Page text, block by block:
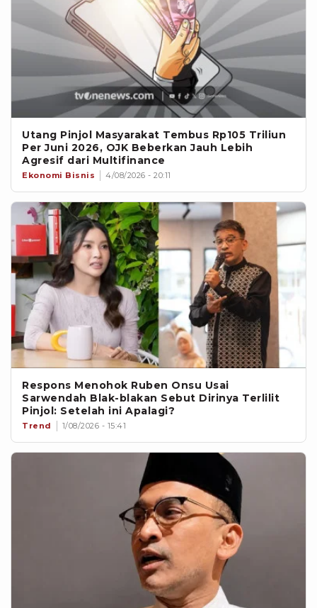
Utang Pinjol Masyarakat Tembus Rp105 Triliun
Per Juni 2026, OJK Beberkan Jauh Lebih
Agresif dari Multifinance
Ekonomi Bisnis 4/08/2026 - 20:11
Respons Menohok Ruben Onsu Usai
Sarwendah Blak-blakan Sebut Dirinya Terlilit
Pinjol: Setelah ini Apalagi?
Trend 1/08/2026 - 15:41